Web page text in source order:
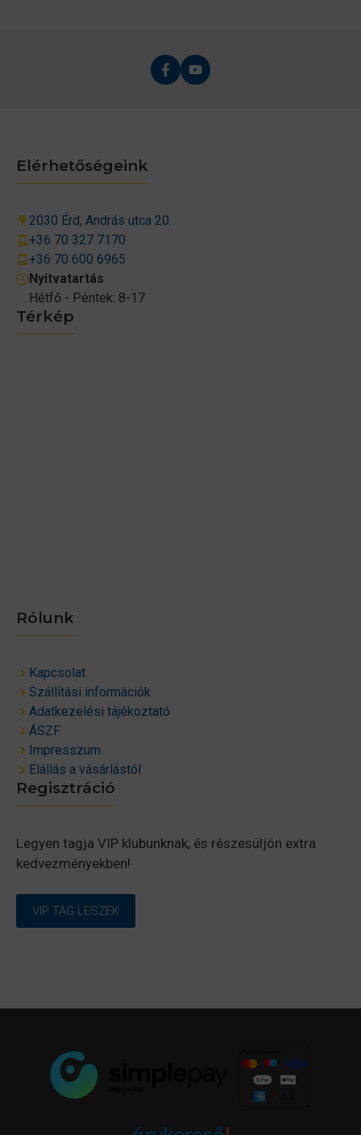
Térkép
Rólunk
Kapcsolat
Szállítási információk
Adatkezelési tájékoztató
ÁSZF
Impresszum
Elállás a vásárlástól
Elérhetőségeink
2030 Érd, András utca 20.
+36 70 327 7170
+36 70 600 6965
Nyitvatartás
Hétfő - Péntek: 8-17
Regisztráció
Legyen tagja VIP klubunknak, és részesüljön extra
kedvezményekben!
VIP TAG LESZEK